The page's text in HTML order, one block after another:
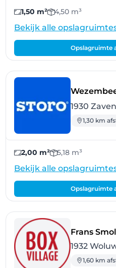
1,50 m² 4,50 m³
Bekijk alle
Opslagruimte
1930
1,30 km
2,00 m² 5,18 m³
Bekijk alle
Opslagruimte
Frans
1932
1,60 km